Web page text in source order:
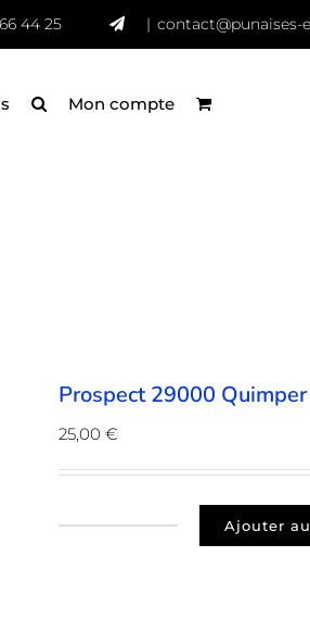
44 25 | contact@punaises-
Mon compte
Prospect 29000 Quimper
25,00 €
Ajouter